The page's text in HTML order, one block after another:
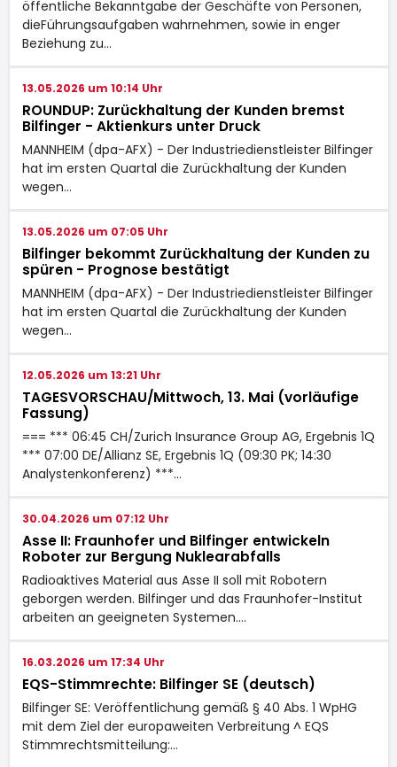
öffentliche Bekanntgabe der Geschäfte von Personen,
dieFührungsaufgaben wahrnehmen, sowie in enger
Beziehung zu…
13.05.2026 um 10:14 Uhr
ROUNDUP: Zurückhaltung der Kunden bremst
Bilfinger - Aktienkurs unter Druck
MANNHEIM (dpa-AFX) - Der Industriedienstleister Bilfinger
hat im ersten Quartal die Zurückhaltung der Kunden
wegen…
13.05.2026 um 07:05 Uhr
Bilfinger bekommt Zurückhaltung der Kunden zu
spüren - Prognose bestätigt
MANNHEIM (dpa-AFX) - Der Industriedienstleister Bilfinger
hat im ersten Quartal die Zurückhaltung der Kunden
wegen…
12.05.2026 um 13:21 Uhr
TAGESVORSCHAU/Mittwoch, 13. Mai (vorläufige
Fassung)
=== *** 06:45 CH/Zurich Insurance Group AG, Ergebnis 1Q
*** 07:00 DE/Allianz SE, Ergebnis 1Q (09:30 PK; 14:30
Analystenkonferenz) ***…
30.04.2026 um 07:12 Uhr
Asse II: Fraunhofer und Bilfinger entwickeln
Roboter zur Bergung Nuklearabfalls
Radioaktives Material aus Asse II soll mit Robotern
geborgen werden. Bilfinger und das Fraunhofer-Institut
arbeiten an geeigneten Systemen.…
16.03.2026 um 17:34 Uhr
EQS-Stimmrechte: Bilfinger SE (deutsch)
Bilfinger SE: Veröffentlichung gemäß § 40 Abs. 1 WpHG
mit dem Ziel der europaweiten Verbreitung ^ EQS
Stimmrechtsmitteilung:…